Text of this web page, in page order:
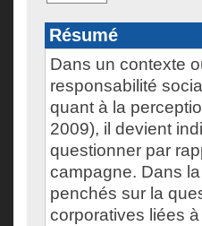
Résumé
Dans un contexte
responsabilité
quant à la
2009), il devient
questionner par
campagne. Dans
penchés sur la
corporatives liées